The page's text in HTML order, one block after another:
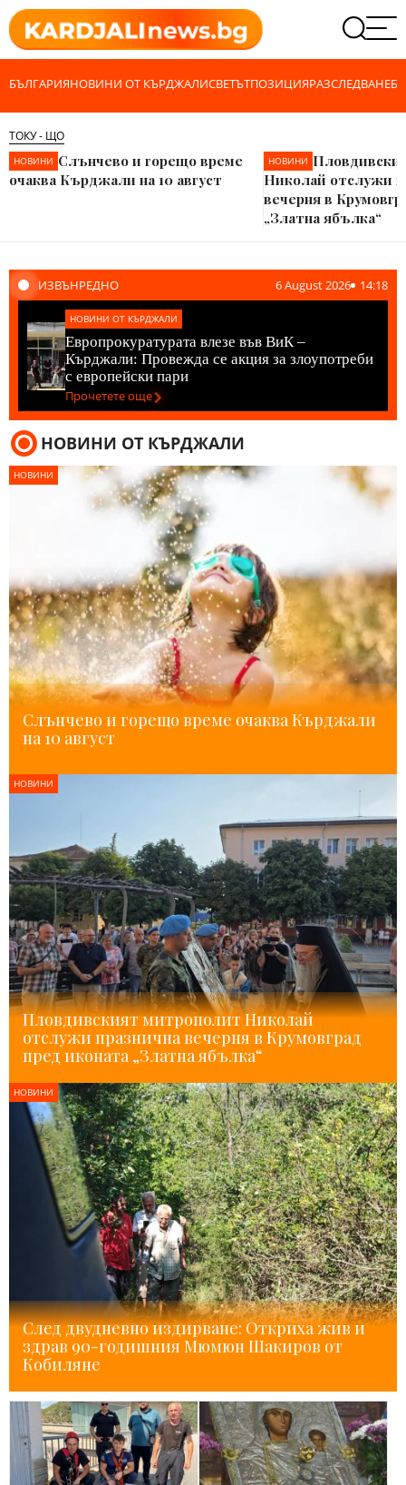
БЪЛГАРИЯНОВИНИ ОТ КЪРДЖАЛИСВЕТЪТПОЗИЦИЯРАЗСЛЕДВАНЕ
ТОКУ - ЩО
НОВИНИ Слънчево и горещо време
очаква Кърджали на 10 август
НОВИНИ
Николай отслужи
вечерня в
„Златна ябълка“
ИЗВЪНРЕДНО 6 August 2026 14:18
НОВИНИ ОТ КЪРДЖАЛИ
Европрокуратурата влезе във ВиК –
Кърджали: Провежда се акция за злоупотреби
с европейски пари
Прочетете още
НОВИНИ ОТ КЪРДЖАЛИ
НОВИНИ
Слънчево и горещо време очаква Кърджали
на 10 август
НОВИНИ
Пловдивският митрополит Николай
отслужи празнична вечерня в Крумовград
пред иконата „Златна ябълка“
НОВИНИ
След двудневно издирване: Откриха жив и
здрав 90-годишния Мюмюн Шакиров от
Кобиляне